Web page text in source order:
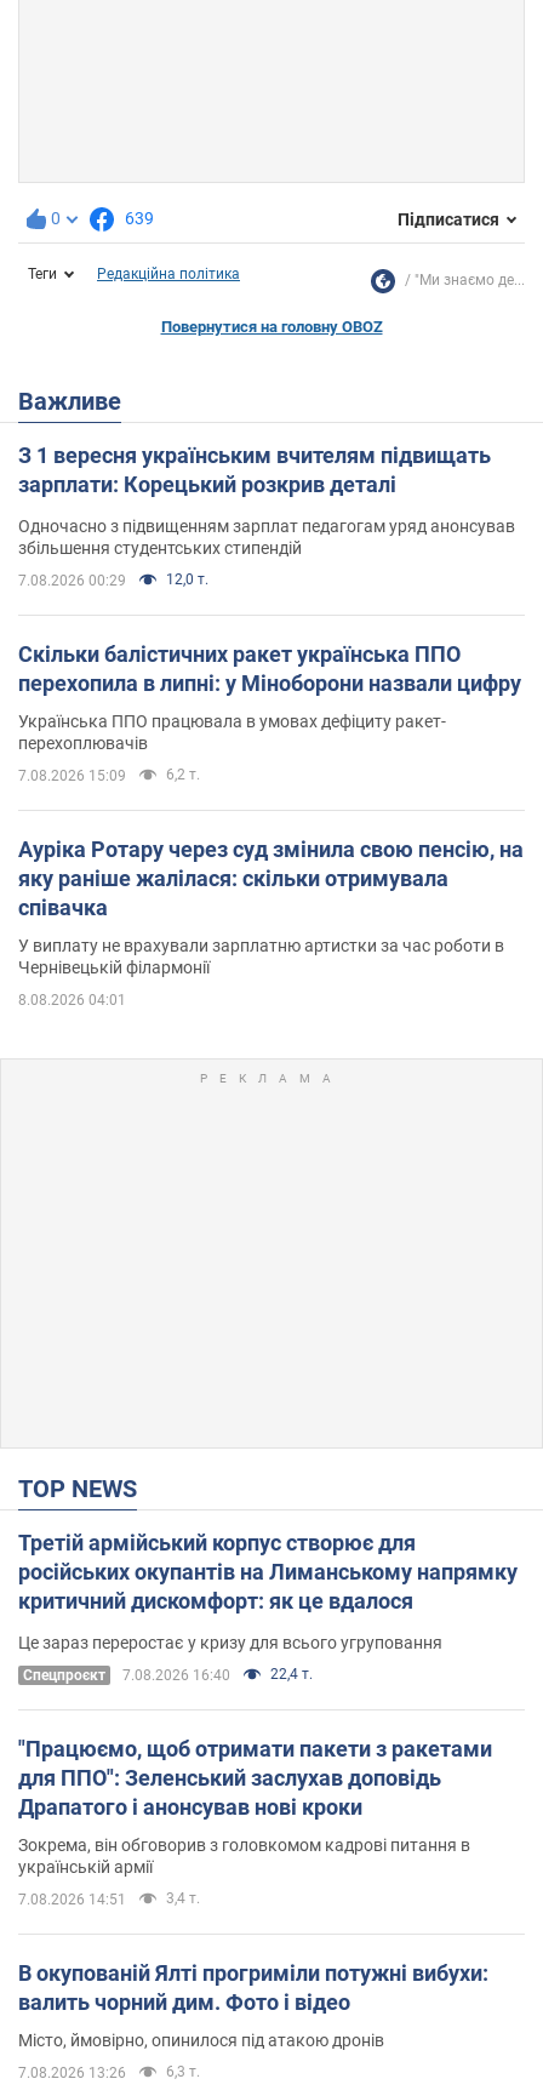
0 639 Підписатися
Теги Редакційна політика "Ми знаємо де...
Повернутися на головну OBOZ
Важливе
З 1 вересня українським вчителям підвищать
зарплати: Корецький розкрив деталі
Одночасно з підвищенням зарплат педагогам уряд анонсував
збільшення студентських стипендій
7.08.2026 00:29 12,0 т.
Скільки балістичних ракет українська ППО
перехопила в липні: у Міноборони назвали цифру
Українська ППО працювала в умовах дефіциту ракет-
перехоплювачів
7.08.2026 15:09 6,2 т.
Ауріка Ротару через суд змінила свою пенсію, на
яку раніше жалілася: скільки отримувала
співачка
У виплату не врахували зарплатню артистки за час роботи в
Чернівецькій філармонії
8.08.2026 04:01
TOP NEWS
Третій армійський корпус створює для
російських окупантів на Лиманському напрямку
критичний дискомфорт: як це вдалося
Це зараз переростає у кризу для всього угруповання
Cпецпроєкт 7.08.2026 16:40 22,4 т.
"Працюємо, щоб отримати пакети з ракетами
для ППО": Зеленський заслухав доповідь
Драпатого і анонсував нові кроки
Зокрема, він обговорив з головкомом кадрові питання в
українській армії
7.08.2026 14:51 3,4 т.
В окупованій Ялті прогриміли потужні вибухи:
валить чорний дим. Фото і відео
Місто, ймовірно, опинилося під атакою дронів
7.08.2026 13:26 6,3 т.